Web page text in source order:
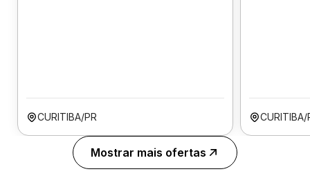
CURITIBA/PR CURITIBA/
Mostrar mais ofertas